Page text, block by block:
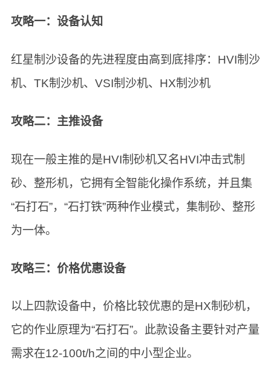
攻略一：设备认知
红星制沙设备的先进程度由高到底排序：HVI制沙
机、TK制沙机、VSI制沙机、HX制沙机
攻略二：主推设备
现在一般主推的是HVI制砂机又名HVI冲击式制
砂、整形机，它拥有全智能化操作系统，并且集
“石打石”，“石打铁”两种作业模式，集制砂、整形
为一体。
攻略三：价格优惠设备
以上四款设备中，价格比较优惠的是HX制砂机，
它的作业原理为“石打石”。此款设备主要针对产量
需求在12-100t/h之间的中小型企业。